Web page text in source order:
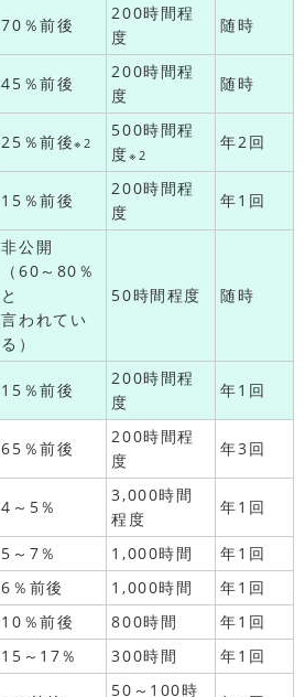
70％前後
200時間程
度
随時
45％前後
200時間程
度
随時
25％前後※2
500時間程
度※2
年2回
15％前後
200時間程
度
年1回
非公開
（60～80％
と
言われてい
る）
50時間程度 随時
15％前後
200時間程
度
年1回
65％前後
200時間程
度
年3回
4～5％
3,000時間
程度
年1回
5～7％ 1,000時間
年1回
6％前後 1,000時間
年1回
10％前後 800時間
年1回
15～17％ 300時間 年1回
50～100時